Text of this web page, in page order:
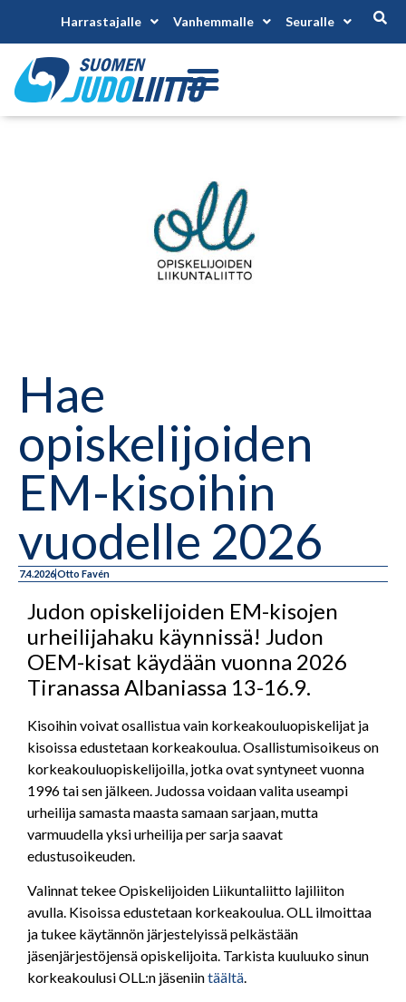
Harrastajalle Vanhemmalle Seuralle
Hae
opiskelijoiden
EM-kisoihin
vuodelle 2026
7.4.2026Otto Favén
Judon opiskelijoiden EM-kisojen
urheilijahaku käynnissä! Judon
OEM-kisat käydään vuonna 2026
Tiranassa Albaniassa 13-16.9.
Kisoihin voivat osallistua vain korkeakouluopiskelijat ja
kisoissa edustetaan korkeakoulua. Osallistumisoikeus on
korkeakouluopiskelijoilla, jotka ovat syntyneet vuonna
1996 tai sen jälkeen. Judossa voidaan valita useampi
urheilija samasta maasta samaan sarjaan, mutta
varmuudella yksi urheilija per sarja saavat
edustusoikeuden.
Valinnat tekee Opiskelijoiden Liikuntaliitto lajiliiton
avulla. Kisoissa edustetaan korkeakoulua. OLL ilmoittaa
ja tukee käytännön järjestelyissä pelkästään
jäsenjärjestöjensä opiskelijoita. Tarkista kuuluuko sinun
korkeakoulusi OLL:n jäseniintäältä.